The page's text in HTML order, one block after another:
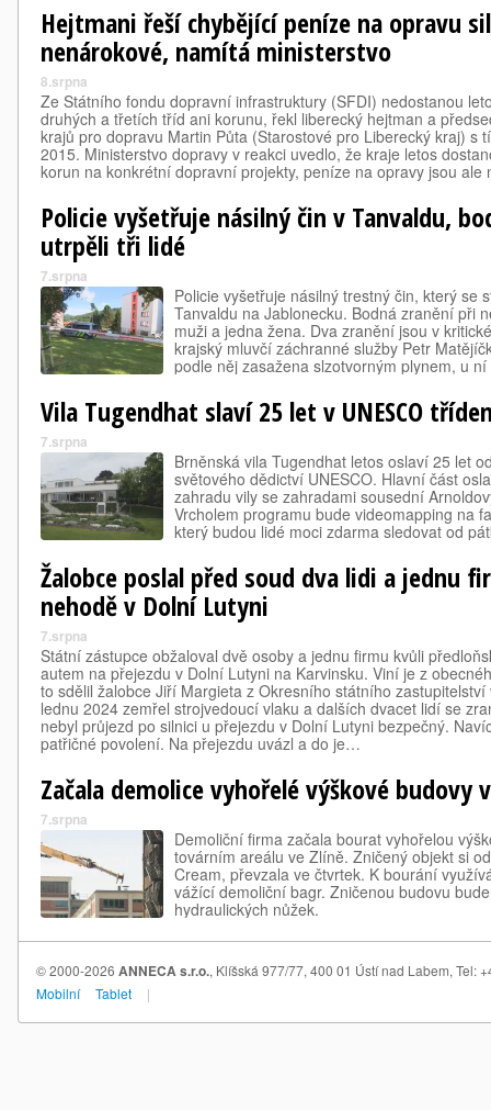
Hejtmani řeší chybějící peníze na opravu
nenárokové, namítá ministerstvo
8.srpna
Ze Státního fondu dopravní infrastruktury (SFDI) nedostanou
druhých a třetích tříd ani korunu, řekl liberecký hejtman a
krajů pro dopravu Martin Půta (Starostové pro Liberecký kraj) s
2015. Ministerstvo dopravy v reakci uvedlo, že kraje letos
korun na konkrétní dopravní projekty, peníze na opravy jsou ale
Policie vyšetřuje násilný čin v Tanvaldu,
utrpěli tři lidé
7.srpna
Policie vyšetřuje násilný trestný čin, který se
Tanvaldu na Jablonecku. Bodná zranění při
muži a jedna žena. Dva zranění jsou v
krajský mluvčí záchranné služby Petr
podle něj zasažena slzotvorným plynem, u
Vila Tugendhat slaví 25 let v UNESCO
7.srpna
Brněnská vila Tugendhat letos oslaví 25 let
světového dědictví UNESCO. Hlavní část
zahradu vily se zahradami sousední
Vrcholem programu bude videomapping na
který budou lidé moci zdarma sledovat od
Žalobce poslal před soud dva lidi a jednu
nehodě v Dolní Lutyni
7.srpna
Státní zástupce obžaloval dvě osoby a jednu firmu kvůli
autem na přejezdu v Dolní Lutyni na Karvinsku. Viní je z
to sdělil žalobce Jiří Margieta z Okresního státního
lednu 2024 zemřel strojvedoucí vlaku a dalších dvacet lidí se
nebyl průjezd po silnici u přejezdu v Dolní Lutyni bezpečný.
patřičné povolení. Na přejezdu uvázl a do je…
Začala demolice vyhořelé výškové budovy
7.srpna
Demoliční firma začala bourat vyhořelou
továrním areálu ve Zlíně. Zničený objekt si
Cream, převzala ve čtvrtek. K bourání
vážící demoliční bagr. Zničenou budovu
hydraulických nůžek.
© 2000-2026 ANNECA s.r.o., Klíšská 977/77, 400 01 Ústí nad Labem, Tel:
Mobilní
Tablet |